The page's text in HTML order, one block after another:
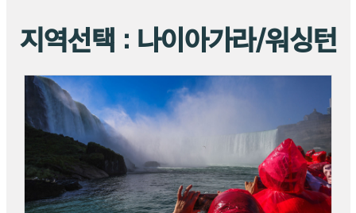
지역선택 : 나이아가라/워싱턴